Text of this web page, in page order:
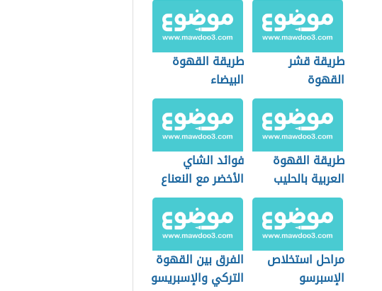
طريقة قشر
القهوة
طريقة القهوة
البيضاء
طريقة القهوة
العربية بالحليب
فوائد الشاي
الأخضر مع النعناع
مراحل استخلاص
الإسبرسو
الفرق بين القهوة
التركي والإسبريسو